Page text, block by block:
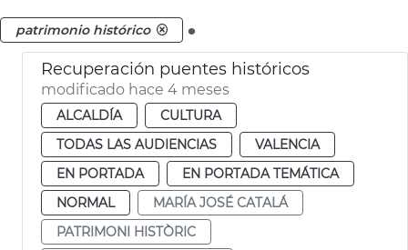
patrimonio histórico .
Recuperación puentes históricos
modificado hace 4 meses
ALCALDÍA
CULTURA
TODAS LAS AUDIENCIAS
VALENCIA
EN PORTADA
EN PORTADA TEMÁTICA
NORMAL
MARÍA JOSÉ CATALÁ
PATRIMONI HISTÒRIC